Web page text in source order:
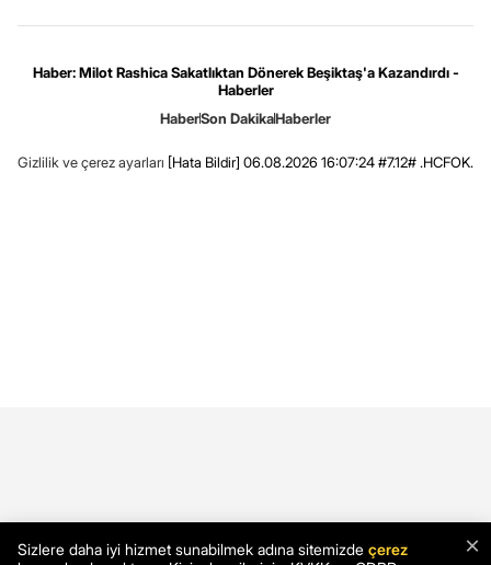
Haber: Milot Rashica Sakatlıktan Dönerek Beşiktaş'a Kazandırdı -
Haberler
HaberSon DakikaHaberler
Gizlilik ve çerez ayarları [Hata Bildir] 06.08.2026 16:07:24 #7.12# .HCFOK.
×
Sizlere daha iyi hizmet sunabilmek adına sitemizde çerez